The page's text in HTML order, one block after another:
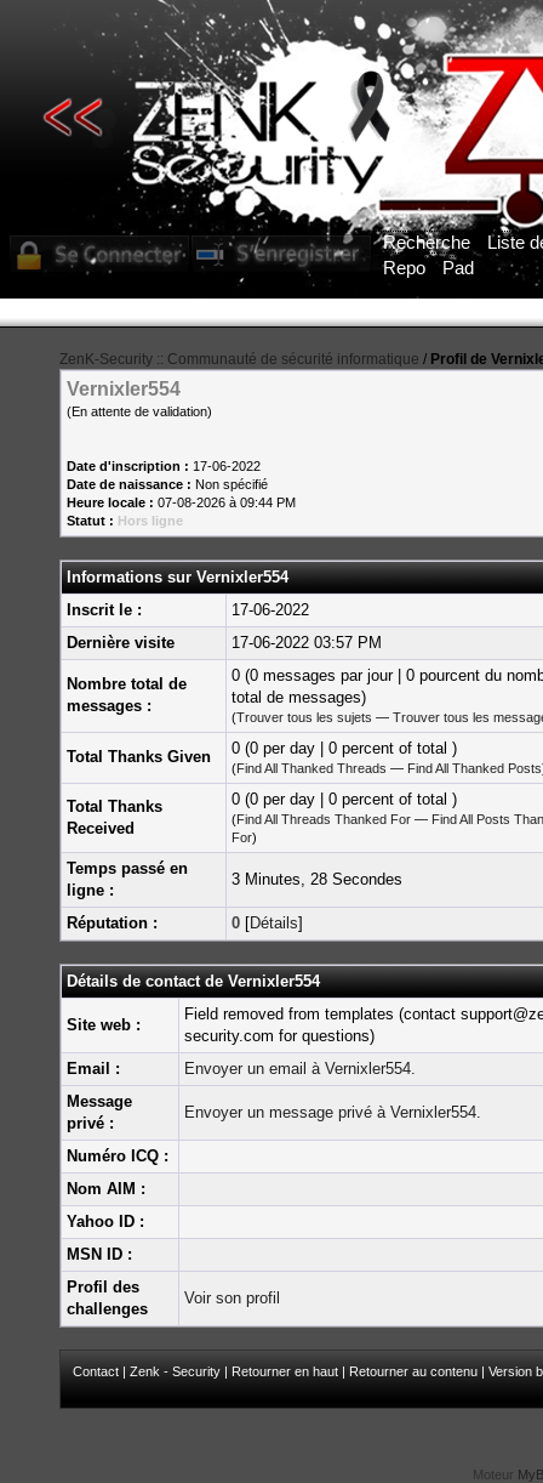
Recherche
Liste
Repo
Pad
ZenK-Security :: Communauté de sécurité informatique / Profil de
Vernixler554
(En attente de validation)
Date d'inscription : 17-06-2022
Date de naissance : Non spécifié
Heure locale : 07-08-2026 à 09:44 PM
Statut : Hors ligne
Informations sur Vernixler554
Inscrit le :
17-06-2022
Dernière visite
17-06-2022 03:57 PM
Nombre total de
messages :
0 (0 messages par jour | 0 pourcent du
total de messages)
(Trouver tous les sujets — Trouver tous les
Total Thanks Given 0 (0 per day | 0 percent of total )
(Find All Thanked Threads — Find All Thanked Posts
Total Thanks
Received
0 (0 per day | 0 percent of total )
(Find All Threads Thanked For — Find All Posts
For)
Temps passé en
ligne :
3 Minutes, 28 Secondes
Réputation : 0 [Détails]
Détails de contact de Vernixler554
Site web :
Field removed from templates (contact
security.com for questions)
Email :
Envoyer un email à Vernixler554.
Message
privé :
Envoyer un message privé à Vernixler554.
Numéro ICQ :
Nom AIM :
Yahoo ID :
MSN ID :
Profil des
challenges
Voir son profil
Contact | Zenk - Security | Retourner en haut | Retourner au contenu | Version
Moteur